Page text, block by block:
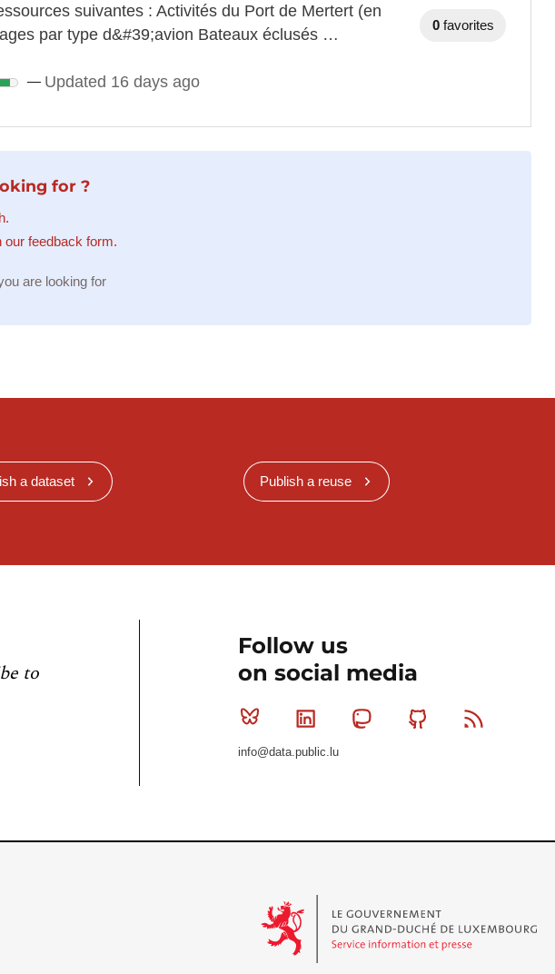
suivantes : Activités du Port de Mertert (en
par type d&#39;avion Bateaux éclusés …
Updated 16 days ago
0 favorites
for ?
our feedback form.
are looking for
a dataset Publish a reuse
to
Follow us
on social media
Bluesky Linkedin MastodonGithub
info@data.public.lu